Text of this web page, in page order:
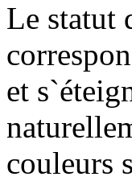
Le statut
et
couleurs